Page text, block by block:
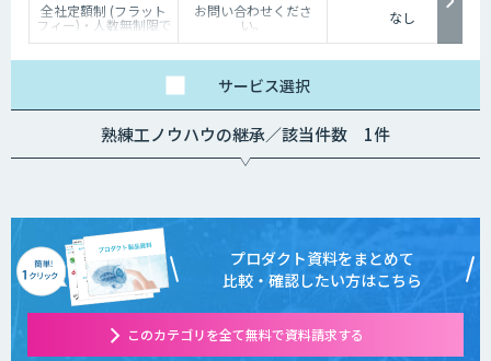
全社定額制 (フラット
フィー)・人数無制限で
ご利用いただけます。
お問い合わせくださ
い。 なし
サービス選択
熟練工ノウハウの継承／該当件数 1件
プロダクト資料をまとめて
比較・確認したい方はこちら
このカテゴリを全て無料で資料請求する